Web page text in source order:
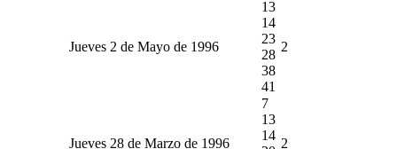
Jueves 2 de Mayo de 1996
13
14
23
28
38
41
2
Jueves 28 de Marzo de 1996
7
13
14
2